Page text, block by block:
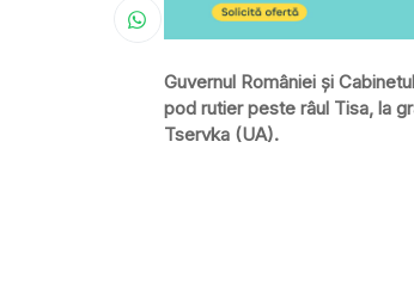
Guvernul României și
pod rutier peste râul Tisa, la
Tservka (UA).